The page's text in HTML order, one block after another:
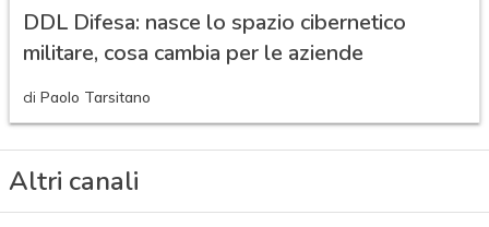
DDL Difesa: nasce lo spazio cibernetico
militare, cosa cambia per le aziende
di Paolo Tarsitano
Altri canali